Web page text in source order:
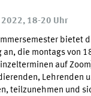
2022, 18-20 Uhr
bietet
an, die montags von
auf
Lehrenden
teilzunehmen und